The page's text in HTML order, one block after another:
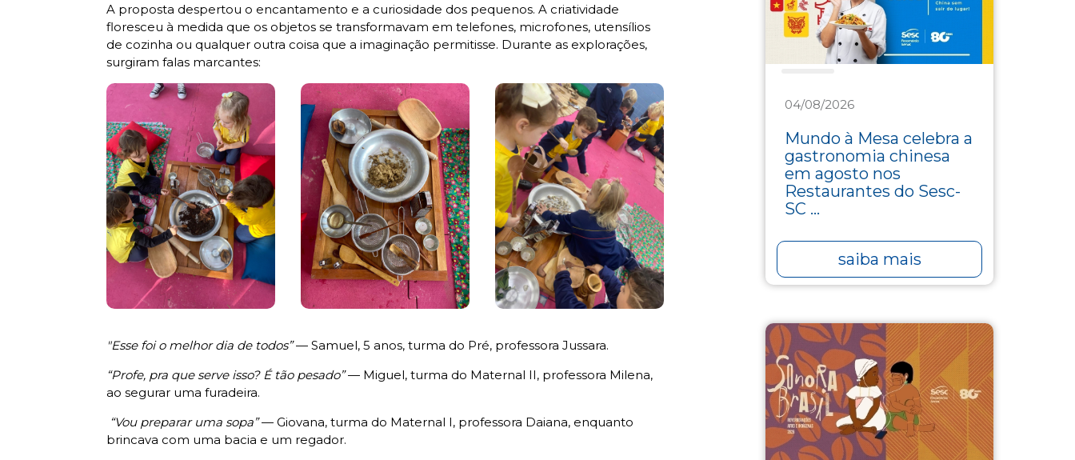
A proposta despertou o encantamento e a curiosidade dos pequenos. A criatividade
floresceu à medida que os objetos se transformavam em telefones, microfones, utensílios
de cozinha ou qualquer outra coisa que a imaginação permitisse. Durante as explorações,
surgiram falas marcantes:
"Esse foi o melhor dia de todos”— Samuel, 5 anos, turma do Pré, professora Jussara.
“Profe, pra que serve isso? É tão pesado”— Miguel, turma do Maternal II, professora Milena,
ao segurar uma furadeira.
“Vou preparar uma sopa”— Giovana, turma do Maternal I, professora Daiana, enquanto
brincava com uma bacia e um regador.
04/08/2026
Mundo à Mesa celebra a
gastronomia chinesa
em agosto nos
Restaurantes do Sesc-
SC ...
saiba mais